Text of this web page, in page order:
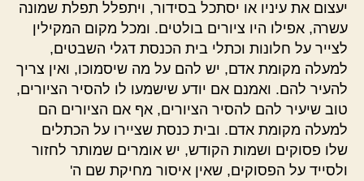
יעצום את עיניו או יסתכל בסידור, ויתפלל תפלת שמונה
עשרה, אפילו היו ציורים בולטים. ומכל מקום המקילין
לצייר על חלונות וכתלי בית הכנסת דגלי השבטים,
למעלה מקומת אדם, יש להם על מה שיסמוכו, ואין צריך
להעיר להם. ואמנם אם יודע שישמעו לו להסיר הציורים,
טוב שיעיר להם להסיר הציורים, אף אם הציורים הם
למעלה מקומת אדם. ובית כנסת שציירו על הכתלים
שלו פסוקים ושמות הקודש, יש אומרים שמותר לחזור
ולסייד על הפסוקים, שאין איסור מחיקת שם ה'